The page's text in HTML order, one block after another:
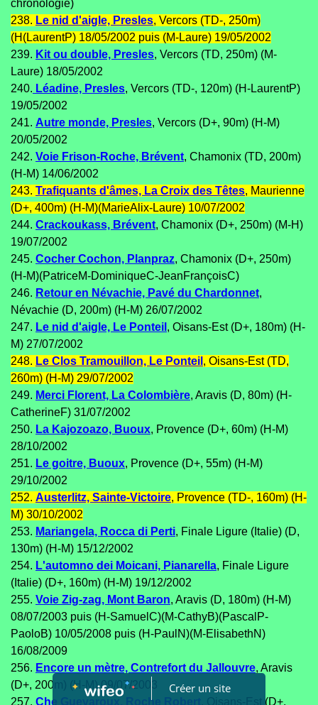
chronologie)
238. Le nid d'aigle, Presles, Vercors (TD-, 250m)
(H(LaurentP) 18/05/2002 puis (M-Laure) 19/05/2002
239. Kit ou double, Presles, Vercors (TD, 250m) (M-
Laure) 18/05/2002
240. Léadine, Presles, Vercors (TD-, 120m) (H-LaurentP)
19/05/2002
241. Autre monde, Presles, Vercors (D+, 90m) (H-M)
20/05/2002
242. Voie Frison-Roche, Brévent, Chamonix (TD, 200m)
(H-M) 14/06/2002
243. Trafiquants d'âmes, La Croix des Têtes, Maurienne
(D+, 400m) (H-M)(MarieAlix-Laure) 10/07/2002
244. Crackoukass, Brévent, Chamonix (D+, 250m) (M-H)
19/07/2002
245. Cocher Cochon, Planpraz, Chamonix (D+, 250m)
(H-M)(PatriceM-DominiqueC-JeanFrançoisC)
246. Retour en Névachie, Pavé du Chardonnet,
Névachie (D, 200m) (H-M) 26/07/2002
247. Le nid d'aigle, Le Ponteil , Oisans-Est (D+, 180m) (H-
M) 27/07/2002
248. Le Clos Tramouillon, Le Ponteil , Oisans-Est (TD,
260m) (H-M) 29/07/2002
249. Merci Florent, La Colombière, Aravis (D, 80m) (H-
CatherineF) 31/07/2002
250. La Kajozoazo, Buoux, Provence (D+, 60m) (H-M)
28/10/2002
251. Le goitre, Buoux, Provence (D+, 55m) (H-M)
29/10/2002
252. Austerlitz, Sainte-Victoire, Provence (TD-, 160m) (H-
M) 30/10/2002
253. Mariangela, Rocca di Perti, Finale Ligure (Italie) (D,
130m) (H-M) 15/12/2002
254. L'automno dei Moicani, Pianarella, Finale Ligure
(Italie) (D+, 160m) (H-M) 19/12/2002
255. Voie Zig-zag, Mont Baron, Aravis (D, 180m) (H-M)
08/07/2003 puis (H-SamuelC)(M-CathyB)(PascalP-
PaoloB) 10/05/2008 puis (H-PaulN)(M-ElisabethN)
16/08/2009
256. Encore un mètre, Contrefort du Jallouvre, Aravis
(D+, 200m) (H-M) 09/07/2003
257. Che Guevaroux, Roche Robert, Oisans-Est (D+,
Créer un site